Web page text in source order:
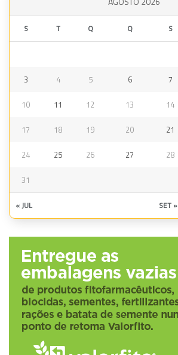
S T Q Q S
3 4 5 6 7
10 11 12 13 14
17 18 19 20 21
24 25 26 27 28
31
« JUL SET »